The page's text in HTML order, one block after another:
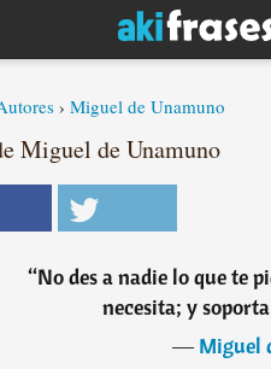
› Miguel de Unamuno
Miguel de Unamuno
“No des a nadie lo que te
necesita; y
―Miguel